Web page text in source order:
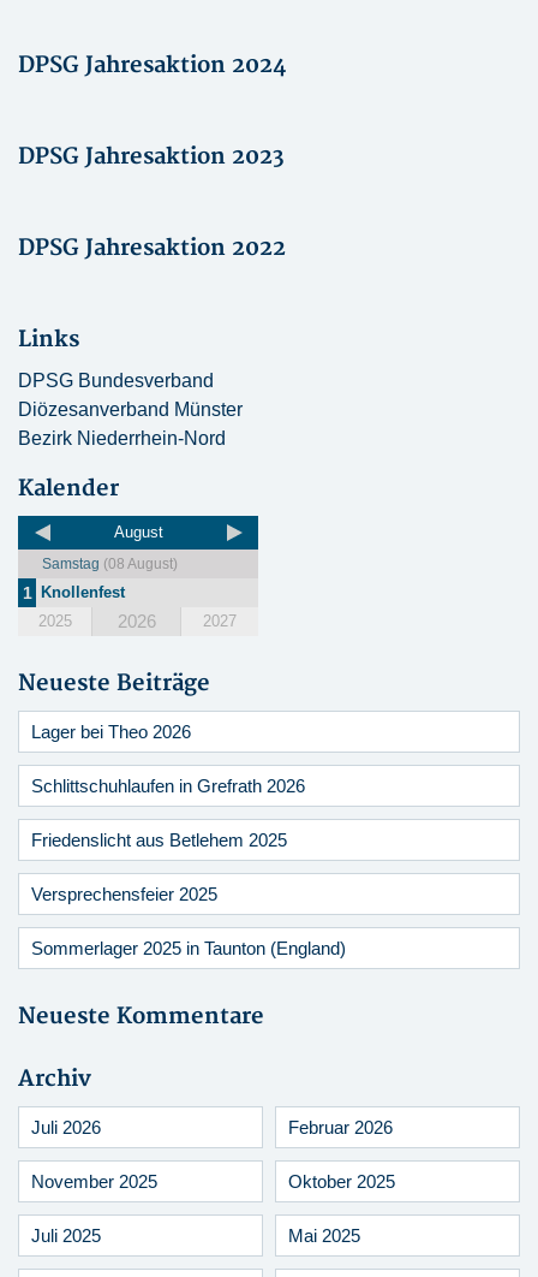
DPSG Jahresaktion 2024
DPSG Jahresaktion 2023
DPSG Jahresaktion 2022
Links
DPSG Bundesverband
Diözesanverband Münster
Bezirk Niederrhein-Nord
Kalender
August
Samstag (08 August)
1
Knollenfest
2025
2026 2027
Neueste Beiträge
Lager bei Theo 2026
Schlittschuhlaufen in Grefrath 2026
Friedenslicht aus Betlehem 2025
Versprechensfeier 2025
Sommerlager 2025 in Taunton (England)
Neueste Kommentare
Archiv
Juli 2026 Februar 2026
November 2025 Oktober 2025
Juli 2025 Mai 2025